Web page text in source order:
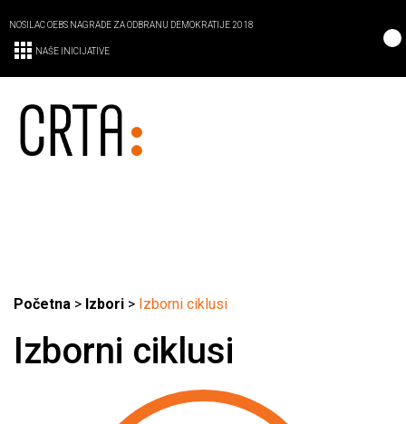
NOSILAC OEBS NAGRADE ZA ODBRANU DEMOKRATIJE 2018
NAŠE INICIJATIVE
Početna > Izbori > Izborni ciklusi
Izborni ciklusi